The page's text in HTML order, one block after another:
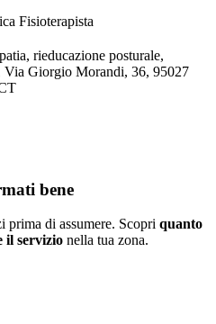
Fisioterapista
rieducazione posturale,
Via Giorgio Morandi, 36, 95027
bene
prima di assumere. Scopri quanto
il servizio nella tua zona.